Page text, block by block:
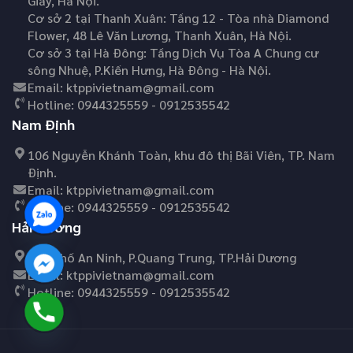
Cơ sở 2 tại Thanh Xuân: Tầng 12 - Tòa nhà Diamond
Flower, 48 Lê Văn Lương, Thanh Xuân, Hà Nội.
Cơ sở 3 tại Hà Đông: Tầng Dịch Vụ Tòa A Chung cư
sông Nhuệ, P.Kiến Hưng, Hà Đông - Hà Nội.
Email: ktppivietnam@gmail.com
Hotline: 0944325559 - 0912535542
Nam Định
106 Nguyễn Khánh Toàn, khu đô thị Bãi Viên, TP. Nam
Định.
Email: ktppivietnam@gmail.com
Hotline: 0944325559 - 0912535542
Hải Dương
45C Phố An Ninh, P.Quang Trung, TP.Hải Dương
Email: ktppivietnam@gmail.com
Hotline: 0944325559 - 0912535542